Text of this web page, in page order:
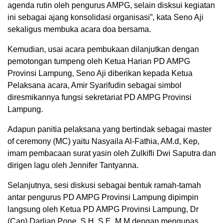
agenda rutin oleh pengurus AMPG, selain disksui kegiatan
ini sebagai ajang konsolidasi organisasi”, kata Seno Aji
sekaligus membuka acara doa bersama.
Kemudian, usai acara pembukaan dilanjutkan dengan
pemotongan tumpeng oleh Ketua Harian PD AMPG
Provinsi Lampung, Seno Aji diberikan kepada Ketua
Pelaksana acara, Amir Syarifudin sebagai simbol
diresmikannya fungsi sekretariat PD AMPG Provinsi
Lampung.
Adapun panitia pelaksana yang bertindak sebagai master
of ceremony (MC) yaitu Nasyaila Al-Fathia, AM.d, Kep,
imam pembacaan surat yasin oleh Zulkifli Dwi Saputra dan
dirigen lagu oleh Jennifer Tantyanna.
Selanjutnya, sesi diskusi sebagai bentuk ramah-tamah
antar pengurus PD AMPG Provinsi Lampung dipimpin
langsung oleh Ketua PD AMPG Provinsi Lampung, Dr
(Can) Darlian Pone, S.H, S.E, M.M dengan mengupas